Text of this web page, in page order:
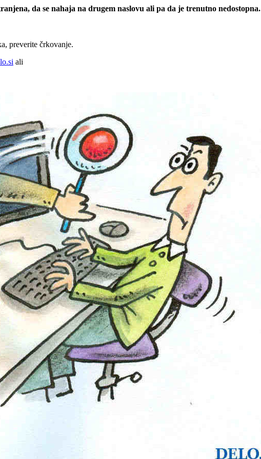
da se nahaja na drugem naslovu ali pa da je trenutno nedostopna.
preverite črkovanje.
ali